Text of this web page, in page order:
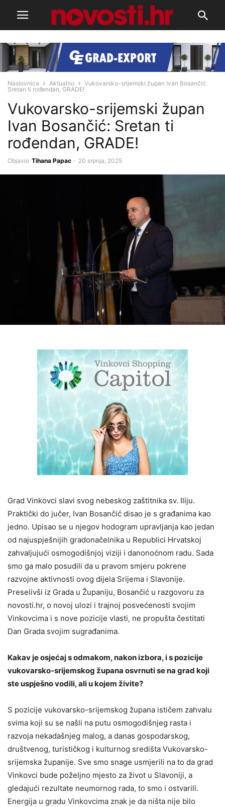
Naslovnica Aktualno
Vukovarsko-srijemski župan Ivan Bosančić:
Sretan ti rođendan, GRADE!
Vukovarsko-srijemski župan
Ivan Bosančić: Sretan ti
rođendan, GRADE!
Objavio Tihana Papac - 20 srpnja, 2025
Grad Vinkovci slavi svog nebeskog zaštitnika sv. Iliju.
Praktički do jučer, Ivan Bosančić disao je s građanima kao
jedno. Upisao se u njegov hodogram upravljanja kao jedan
od najuspješnijih gradonačelnika u Republici Hrvatskoj
zahvaljujući osmogodišnjoj viziji i danonoćnom radu. Sada
smo ga malo posudili da u pravom smjeru pokrene
razvojne aktivnosti ovog dijela Srijema i Slavonije.
Preselivši iz Grada u Županiju, Bosančić u razgovoru za
novosti.hr, o novoj ulozi i trajnoj posvećenosti svojim
Vinkovcima i s nove pozicije vlasti, ne propušta čestitati
Dan Grada svojim sugrađanima.
Kakav je osjećaj s odmakom, nakon izbora, i s pozicije
vukovarsko-srijemskog župana osvrnuti se na grad koji
ste uspješno vodili, ali u kojem živite?
S pozicije vukovarsko-srijemskog župana ističem zahvalu
svima koji su se našli na putu osmogodišnjeg rasta i
razvoja nekadašnjeg malog, a danas gospodarskog,
društvenog, turističkog i kulturnog središta Vukovarsko-
srijemska županije. Sve smo snage usmjerili na to da grad
Vinkovci bude poželjno mjesto za život u Slavoniji, a
gledajući rezultate neumornog rada, to smo i ostvarili.
Energija u gradu Vinkovcima znak je da ništa nije bilo